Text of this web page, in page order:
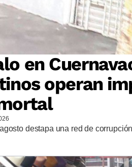
en
operan
destapa una red de